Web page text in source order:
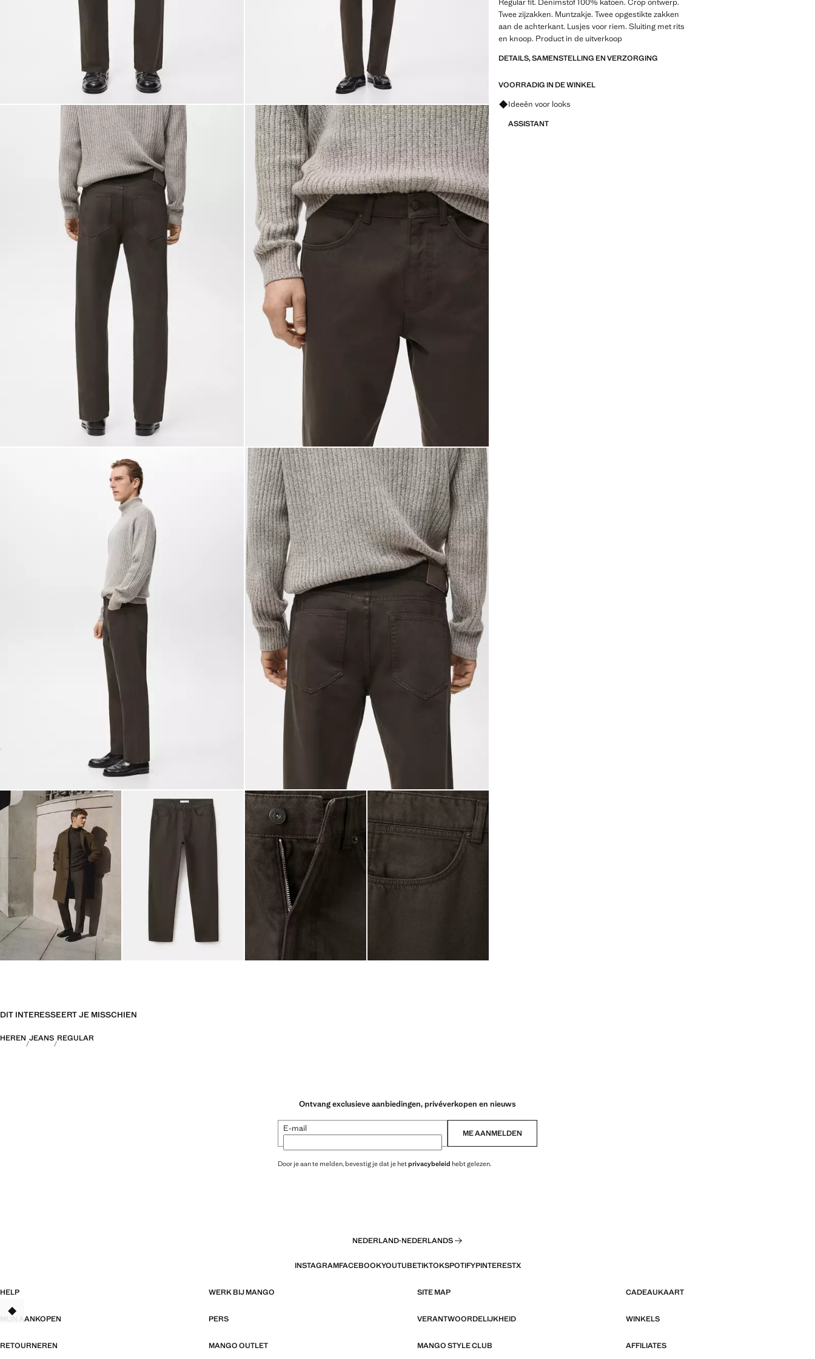
Twee zijzakken. Muntzakje. Twee opgestikte zakken
aan de achterkant. Lusjes voor riem. Sluiting met rits
en knoop. Product in de uitverkoop
DETAILS, SAMENSTELLING EN VERZORGING
VOORRADIG IN DE WINKEL
Vraag om outfitideeën, kledingstukken en trends
Ideeën voor looks
ASSISTANT
DIT INTERESSEERT JE MISSCHIEN
HEREN JEANS REGULAR
Ontvang exclusieve aanbiedingen, privéverkopen en nieuws
E-mail ME AANMELDEN
Door je aan te melden, bevestig je dat je hetprivacybeleid hebt gelezen.
NEDERLAND·NEDERLANDS
INSTAGRAMFACEBOOKYOUTUBETIKTOKSPOTIFYPINTERESTX
HELP WERK BIJ MANGO SITE MAP CADEAUKAART
MIJN AANKOPEN PERS VERANTWOORDELIJKHEID WINKELS
RETOURNEREN MANGO OUTLET MANGO STYLE CLUB AFFILIATES